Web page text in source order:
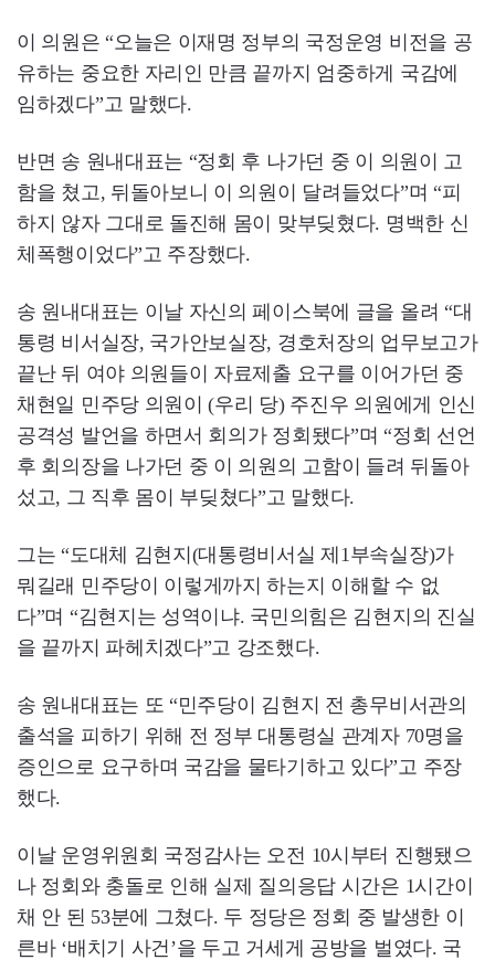
이 의원은 “오늘은 이재명 정부의 국정운영 비전을 공
유하는 중요한 자리인 만큼 끝까지 엄중하게 국감에
임하겠다”고 말했다.
반면 송 원내대표는 “정회 후 나가던 중 이 의원이 고
함을 쳤고, 뒤돌아보니 이 의원이 달려들었다”며 “피
하지 않자 그대로 돌진해 몸이 맞부딪혔다. 명백한 신
체폭행이었다”고 주장했다.
송 원내대표는 이날 자신의 페이스북에 글을 올려 “대
통령 비서실장, 국가안보실장, 경호처장의 업무보고가
끝난 뒤 여야 의원들이 자료제출 요구를 이어가던 중
채현일 민주당 의원이 (우리 당) 주진우 의원에게 인신
공격성 발언을 하면서 회의가 정회됐다”며 “정회 선언
후 회의장을 나가던 중 이 의원의 고함이 들려 뒤돌아
섰고, 그 직후 몸이 부딪쳤다”고 말했다.
그는 “도대체 김현지(대통령비서실 제1부속실장)가
뭐길래 민주당이 이렇게까지 하는지 이해할 수 없
다”며 “김현지는 성역이냐. 국민의힘은 김현지의 진실
을 끝까지 파헤치겠다”고 강조했다.
송 원내대표는 또 “민주당이 김현지 전 총무비서관의
출석을 피하기 위해 전 정부 대통령실 관계자 70명을
증인으로 요구하며 국감을 물타기하고 있다”고 주장
했다.
이날 운영위원회 국정감사는 오전 10시부터 진행됐으
나 정회와 충돌로 인해 실제 질의응답 시간은 1시간이
채 안 된 53분에 그쳤다. 두 정당은 정회 중 발생한 이
른바 ‘배치기 사건’을 두고 거세게 공방을 벌였다. 국